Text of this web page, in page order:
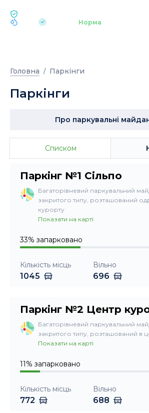
| Норма
Головна Паркінги
Паркінги
Про паркувальні
Списком
Паркінг №1 Сільпо
Багаторівневий паркувальний
закритого типу, розташований
курорту
Показати на карті
33% запарковано
Кількість місць
1045
Вільно
696
Паркінг №2 Центр
Багаторівневий паркувальний
закритого типу, розташований в
Показати на карті
11% запарковано
Кількість місць
772
Вільно
688